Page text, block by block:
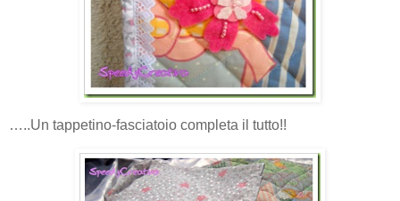
…..Un tappetino-fasciatoio completa il tutto!!